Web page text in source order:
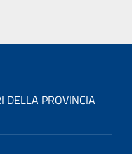
DELLA PROVINCIA